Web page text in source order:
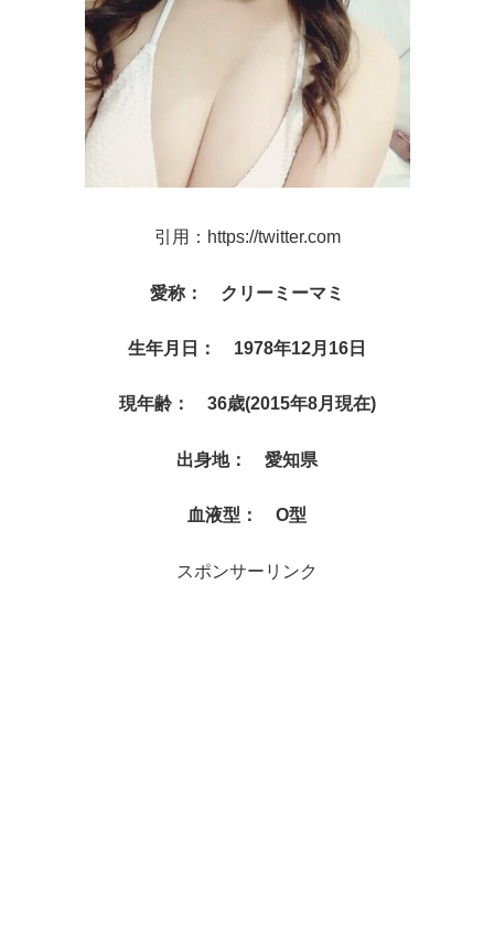
引用：https://twitter.com
愛称： クリーミーマミ
生年月日： 1978年12月16日
現年齢： 36歳(2015年8月現在)
出身地： 愛知県
血液型： O型
スポンサーリンク